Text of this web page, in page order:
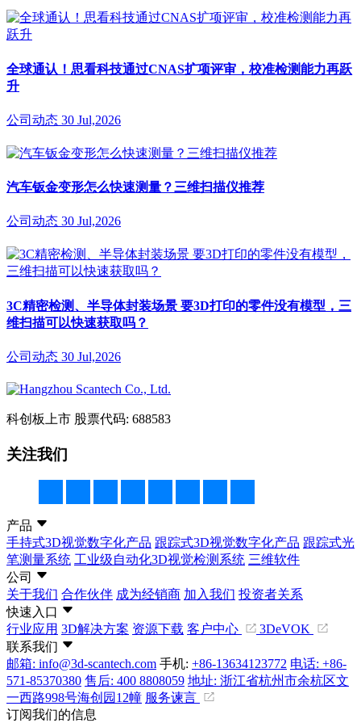
全球通认！思看科技通过CNAS扩项评审，校准检测能力再跃
升
公司动态 30 Jul,2026
汽车钣金变形怎么快速测量？三维扫描仪推荐
公司动态 30 Jul,2026
3C精密检测、半导体封装场景 要3D打印的零件没有模型，三
维扫描可以快速获取吗？
公司动态 30 Jul,2026
科创板上市 股票代码: 688583
关注我们
产品
手持式3D视觉数字化产品 跟踪式3D视觉数字化产品 跟踪式光
笔测量系统 工业级自动化3D视觉检测系统 三维软件
公司
关于我们 合作伙伴 成为经销商 加入我们 投资者关系
快速入口
行业应用 3D解决方案 资源下载 客户中心
3DeVOK
联系我们
邮箱: info@3d-scantech.com 手机: +86-13634123772 电话: +86-
571-85370380 售后: 400 8808059 地址: 浙江省杭州市余杭区文
一西路998号海创园12幢 服务谏言
订阅我们的信息